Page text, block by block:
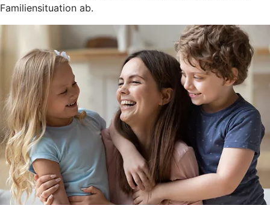
Familiensituation ab.